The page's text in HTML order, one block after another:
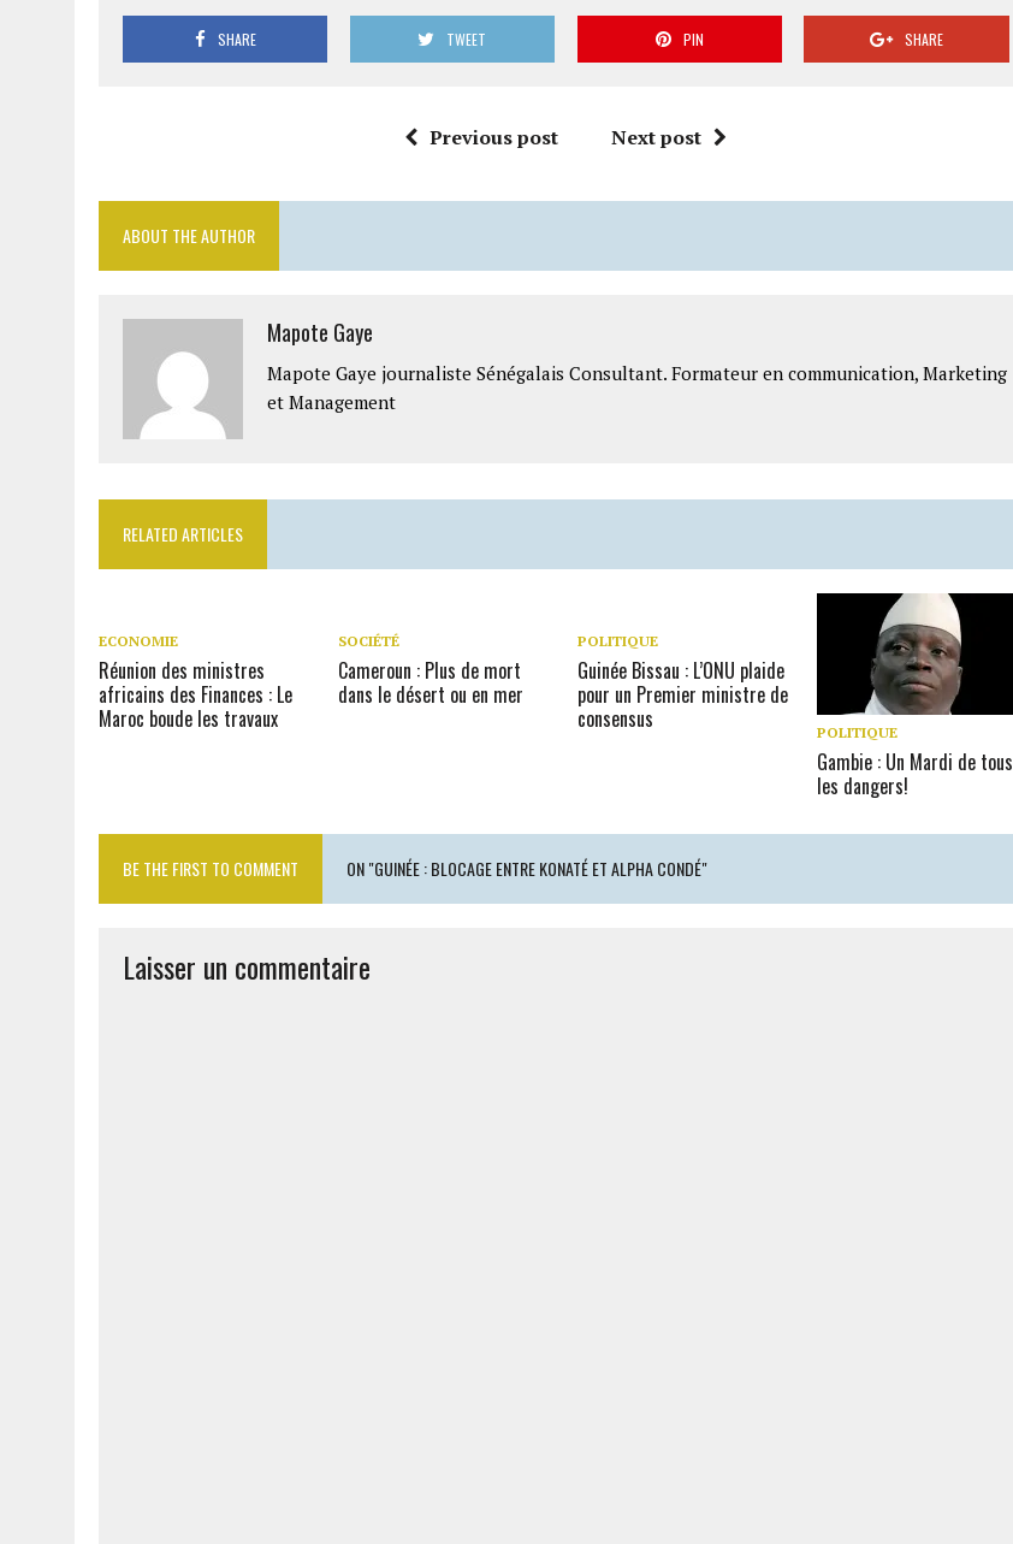
SHARE TWEET PIN SHARE
Previous post Next post
ABOUT THE AUTHOR
Mapote Gaye
Mapote Gaye journaliste Sénégalais Consultant. Formateur en communication, Marketing
et Management
RELATED ARTICLES
ECONOMIE
Réunion des ministres
africains des Finances : Le
Maroc boude les travaux
SOCIÉTÉ
Cameroun : Plus de mort
dans le désert ou en mer
POLITIQUE
Guinée Bissau : L’ONU plaide
pour un Premier ministre de
consensus
POLITIQUE
Gambie : Un Mardi de tous
les dangers!
BE THE FIRST TO COMMENT ON "GUINÉE : BLOCAGE ENTRE KONATÉ ET ALPHA CONDÉ"
Laisser un commentaire